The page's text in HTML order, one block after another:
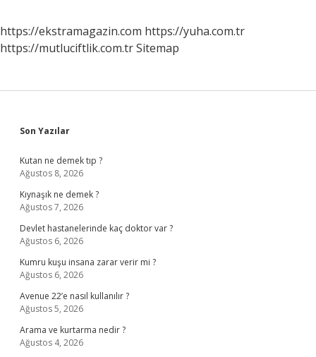
https://ekstramagazin.com https://yuha.com.tr
https://mutluciftlik.com.trSitemap
Sidebar
Son Yazılar
Kutan ne demek tıp ?
Ağustos 8, 2026
Kıynaşık ne demek ?
Ağustos 7, 2026
Devlet hastanelerinde kaç doktor var ?
Ağustos 6, 2026
Kumru kuşu insana zarar verir mi ?
Ağustos 6, 2026
Avenue 22’e nasıl kullanılır ?
Ağustos 5, 2026
Arama ve kurtarma nedir ?
Ağustos 4, 2026